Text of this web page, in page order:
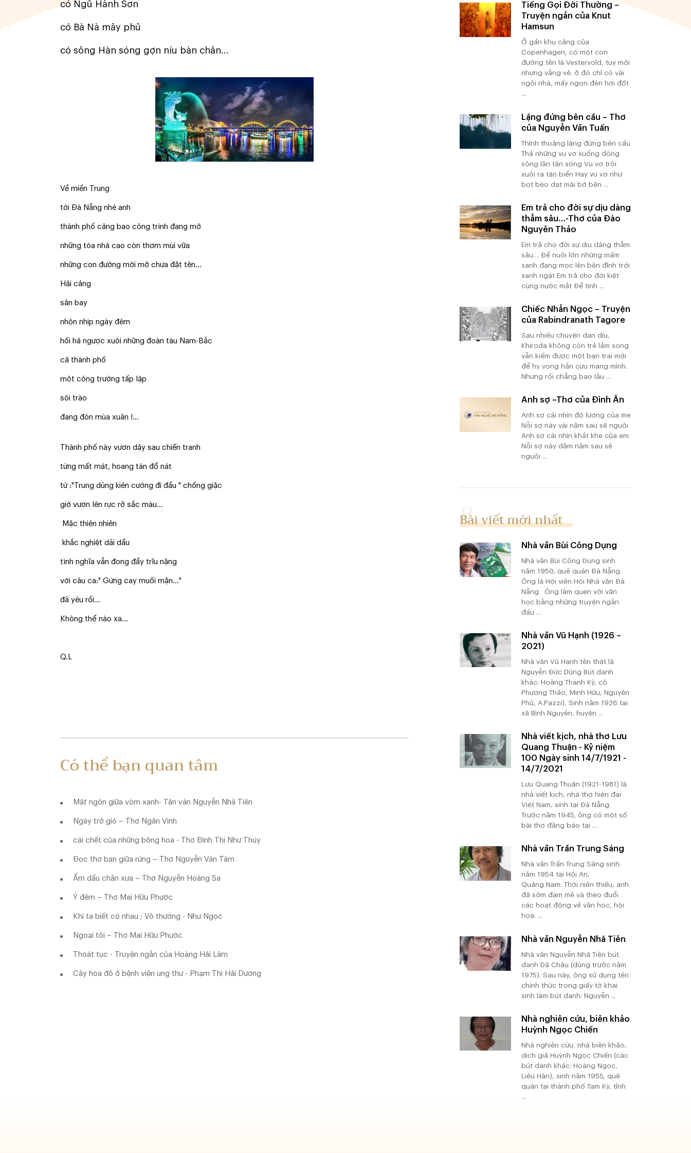
có Ngũ Hành Sơn
có Bà Nà mây phủ
có sông Hàn sóng gợn níu bàn chân...
Về miền Trung
tới Đà Nẵng nhé anh
thành phố cảng bao công trình đang mở
những tòa nhà cao còn thơm mùi vữa
những con đường mới mở chưa đặt tên...
Hải cảng
sân bay
nhộn nhịp ngày đêm
hối hả ngược xuôi những đoàn tàu Nam-Bắc
cả thành phố
một công trường tấp lập
sôi trào
đang đón mùa xuân !...
Thành phố này vươn dậy sau chiến tranh
từng mất mát, hoang tàn đổ nát
từ :"Trung dũng kiên cường đi đầu " chống giặc
giờ vươn lên rực rỡ sắc màu...
Mặc thiên nhiên
khắc nghiệt dãi dầu
tình nghĩa vẫn đong đầy trĩu nặng
với câu ca:" Gừng cay muối mặn..."
đã yêu rồi...
Không thể nào xa...
Q.L
Có thể bạn quan tâm
Mật ngôn giữa vòm xanh- Tản văn Nguyễn Nhã Tiên
Ngày trở gió – Thơ Ngân Vịnh
cái chết của những bông hoa - Thơ Đinh Thị Như Thúy
Đọc thơ bạn giữa rừng – Thơ Nguyễn Văn Tám
Ấm dấu chân xưa – Thơ Nguyễn Hoàng Sa
Ý đêm – Thơ Mai Hữu Phước
Khi ta biết có nhau ; Vô thường - Như Ngọc
Ngoại tôi – Thơ Mai Hữu Phước
Thoát tục - Truyện ngắn của Hoàng Hải Lâm
Cây hoa đỏ ở bệnh viện ung thư - Phạm Thị Hải Dương
Tiếng Gọi Đời Thường –
Truyện ngắn của Knut
Hamsun
Ở gần khu cảng của
Copenhagen, có một con
đường tên là Vestervold, tuy mới
nhưng vắng vẻ. ở đó chỉ có vài
ngôi nhà, mấy ngọn đèn hơi đốt
...
Lặng đứng bên cầu – Thơ
của Nguyễn Văn Tuấn
Thỉnh thoảng lặng đứng bên cầu
Thả những vu vơ xuống dòng
sông lăn tăn sóng Vu vơ trôi
xuôi ra tận biển Hay vu vơ như
bọt bèo dạt mãi bờ bên ...
Em trả cho đời sự dịu dàng
thẳm sâu…-Thơ của Đào
Nguyên Thảo
Em trả cho đời sự dịu dàng thẳm
sâu… Để nuôi lớn những mầm
xanh đang mọc lên bên đỉnh trời
xanh ngát Em trả cho đời kiệt
cùng nước mắt Để tinh ...
Chiếc Nhẫn Ngọc – Truyện
của Rabindranath Tagore
Sau nhiều chuyện dan díu,
Khiroda không còn trẻ lắm song
vẫn kiếm được một bạn trai mới
để hy vọng hắn cưu mang mình.
Nhưng rồi chẳng bao lâu ...
Anh sợ –Thơ của Đình Ân
Anh sợ cái nhìn độ lượng của mẹ
Nỗi sợ này vài năm sau sẽ nguôi
Anh sợ cái nhìn khắt khe của em
Nỗi sợ này dăm năm sau sẽ
nguôi ...
Bài viết mới nhất
Nhà văn Bùi Công Dụng
Nhà văn Bùi Công Dụng sinh
năm 1950, quê quán Đà Nẵng.
Ông là Hội viên Hội Nhà văn Đà
Nẵng. Ông làm quen với văn
học bằng những truyện ngắn
đầu ...
Nhà văn Vũ Hạnh (1926 –
2021)
Nhà văn Vũ Hạnh tên thật là
Nguyễn Đức Dũng Bút danh
khác: Hoàng Thanh Kỳ, cô
Phương Thảo, Minh Hữu, Nguyên
Phủ, A.Pazzi), Sinh năm 1926 tại
xã Bình Nguyên, huyện ...
Nhà viết kịch, nhà thơ Lưu
Quang Thuận - Kỷ niệm
100 Ngày sinh 14/7/1921 -
14/7/2021
Lưu Quang Thuận (1921-1981) là
nhà viết kịch, nhà thơ hiện đại
Việt Nam, sinh tại Đà Nẵng.
Trước năm 1945, ông có một số
bài thơ đăng báo tại ...
Nhà văn Trần Trung Sáng
Nhà văn Trần Trung Sáng sinh
năm 1954 tại Hội An,
Quảng Nam. Thời niên thiếu, anh
đã sớm đam mê và theo đuổi
các hoạt động về văn học, hội
họa. ...
Nhà văn Nguyễn Nhã Tiên
Nhà văn Nguyễn Nhã Tiên bút
danh Dã Châu (dùng trước năm
1975). Sau này, ông sử dụng tên
chính thức trong giấy tờ khai
sinh làm bút danh: Nguyễn ...
Nhà nghiên cứu, biên khảo
Huỳnh Ngọc Chiến
Nhà nghiên cứu, nhà biên khảo,
dịch giả Huỳnh Ngọc Chiến (các
bút danh khác: Hoàng Ngọc,
Liêu Hân), sinh năm 1955, quê
quán tại thành phố Tam Kỳ, tỉnh
...